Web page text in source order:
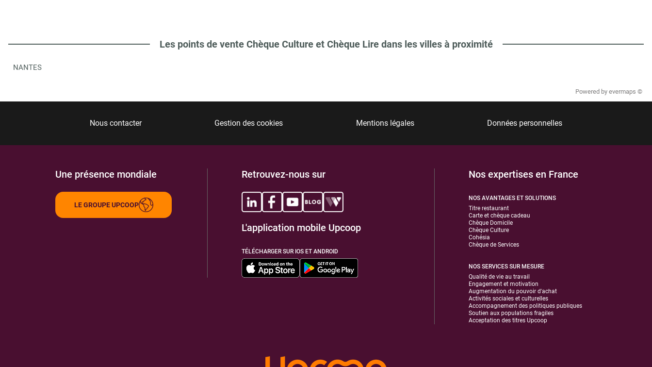
Les points de vente Chèque Culture et Chèque Lire dans les villes à proximité
NANTES
Powered by evermaps ©
Nous contacter Gestion des cookies Mentions légales Données personnelles
Une présence mondiale
LE GROUPE UPCOOP
Retrouvez-nous sur
L'application mobile Upcoop
TÉLÉCHARGER SUR IOS ET ANDROID
Nos expertises en France
NOS AVANTAGES ET SOLUTIONS
Titre restaurant
Carte et chèque cadeau
Chèque Domicile
Chèque Culture
Cohésia
Chèque de Services
NOS SERVICES SUR MESURE
Qualité de vie au travail
Engagement et motivation
Augmentation du pouvoir d'achat
Activités sociales et culturelles
Accompagnement des politiques publiques
Soutien aux populations fragiles
Acceptation des titres Upcoop